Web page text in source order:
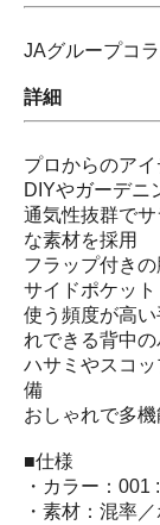
JAグループコ
詳細
プロからのア
DIYやガーデニ
通気性抜群で
な素材を採用
フラップ付き
サイドポケット
使う頻度が高
れできる背中
ハサミやスコ
備
おしゃれで多
■仕様
・カラー：
・素材：混率